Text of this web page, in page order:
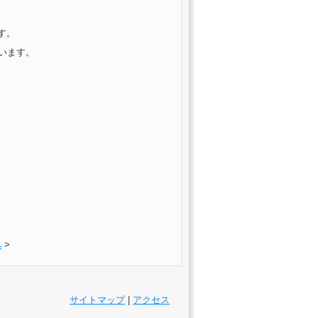
ます。
>
サイトマップ| アクセス